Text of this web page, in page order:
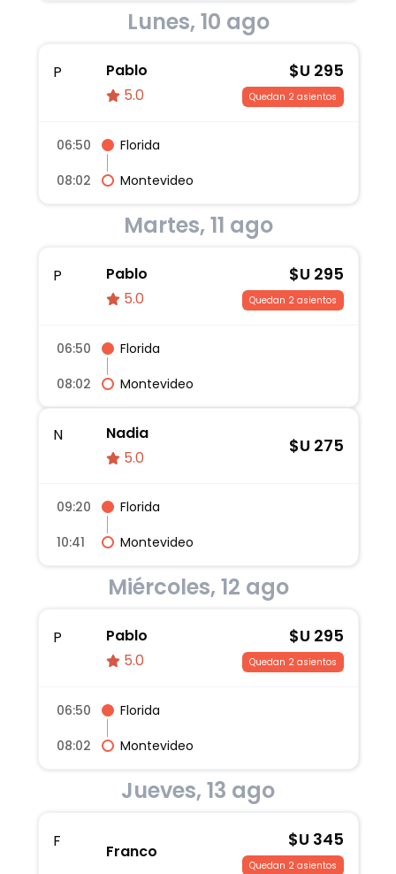
Lunes, 10 ago
P
Pablo
5.0
$U 295
Quedan 2 asientos
06:50
Florida
08:02
Montevideo
Martes, 11 ago
P
Pablo
5.0
$U 295
Quedan 2 asientos
06:50
Florida
08:02
Montevideo
N
Nadia
5.0
$U 275
09:20
Florida
10:41
Montevideo
Miércoles, 12 ago
P
Pablo
5.0
$U 295
Quedan 2 asientos
06:50
Florida
08:02
Montevideo
Jueves, 13 ago
F
Franco
$U 345
Quedan 2 asientos